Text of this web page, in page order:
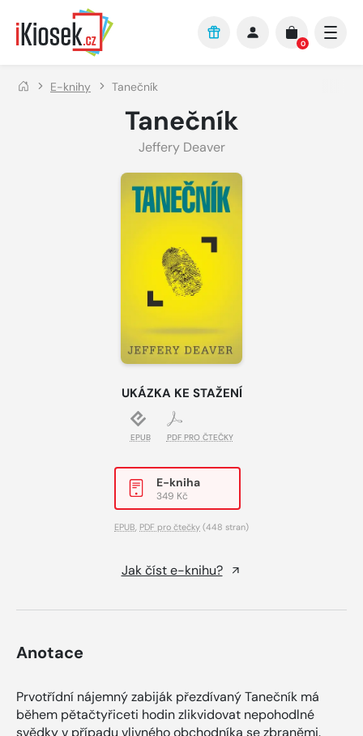
Přejít na hlavní obsah
0
E-knihy Tanečník
Tanečník
Jeffery Deaver
UKÁZKA KE STAŽENÍ
EPUB PDF PRO ČTEČKY
E-kniha
349 Kč
EPUB PDF pro čtečky (448 stran)
Jak číst e-knihu?
Anotace
Prvotřídní nájemný zabiják přezdívaný Tanečník má
během pětačtyřiceti hodin zlikvidovat nepohodlné
svědky v případu vlivného obchodníka se zbraněmi.